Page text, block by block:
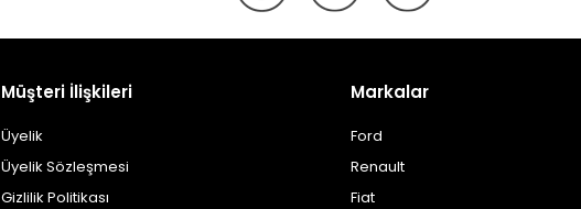
Müşteri İlişkileri
Üyelik
Üyelik Sözleşmesi
Gizlilik Politikası
Markalar
Ford
Renault
Fiat